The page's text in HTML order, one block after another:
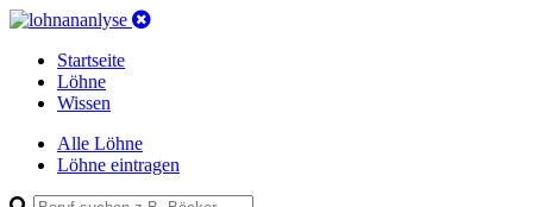
Startseite
Löhne
Wissen
Alle Löhne
Löhne eintragen